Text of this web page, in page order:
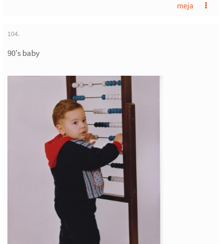
meja
104.
90's baby